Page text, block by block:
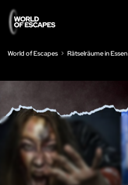
World of Escapes Rätselräume in Essen